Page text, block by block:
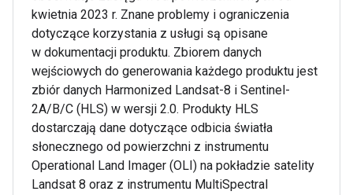
kwietnia 2023 r. Znane problemy i ograniczenia
dotyczące korzystania z usługi są opisane
w dokumentacji produktu. Zbiorem danych
wejściowych do generowania każdego produktu jest
zbiór danych Harmonized Landsat-8 i Sentinel-
2A/B/C (HLS) w wersji 2.0. Produkty HLS
dostarczają dane dotyczące odbicia światła
słonecznego od powierzchni z instrumentu
Operational Land Imager (OLI) na pokładzie satelity
Landsat 8 oraz z instrumentu MultiSpectral